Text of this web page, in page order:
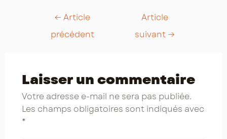
← Article
précédent
Article
suivant →
Laisser un commentaire
Votre adresse e-mail ne sera pas publiée.
Les champs obligatoires sont indiqués avec
*